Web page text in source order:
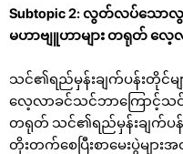
Subtopic 2: လွတ်လပ်သ
မဟာဗျူဟာများ တရုတ် လေ့လ
သင်၏ရည်မှန်းချက်ပန်းတိုင်မ
လေ့လာခင်သင်ဘာကြောင့်သ
တရုတ် သင်၏ရည်မှန်းချက်ပန်း
တိုးတက်စေပြီးစာမေးပွဲမျာ